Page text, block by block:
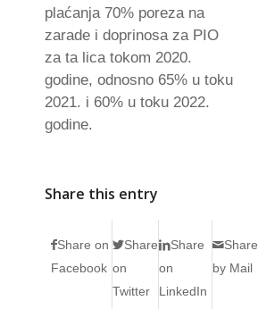
plaćanja 70% poreza na
zarade i doprinosa za PIO
za ta lica tokom 2020.
godine, odnosno 65% u toku
2021. i 60% u toku 2022.
godine.
Share this entry
Share on
Facebook
Share
on
Twitter
Share
on
LinkedIn
Share
by Mail